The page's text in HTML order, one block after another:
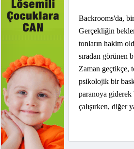
Backrooms'da,
Gerçekliğin
tonların hakim
sıradan görünen
Zaman geçtikçe,
psikolojik bir
paranoya giderek
çalışırken, diğer